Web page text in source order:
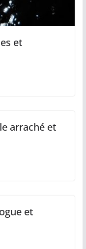
et
arraché et
et